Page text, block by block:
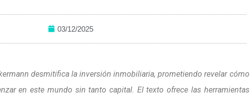
03/12/2025
desmitifica la inversión inmobiliaria, prometiendo revelar cómo
en este mundo sin tanto capital. El texto ofrece las herramientas